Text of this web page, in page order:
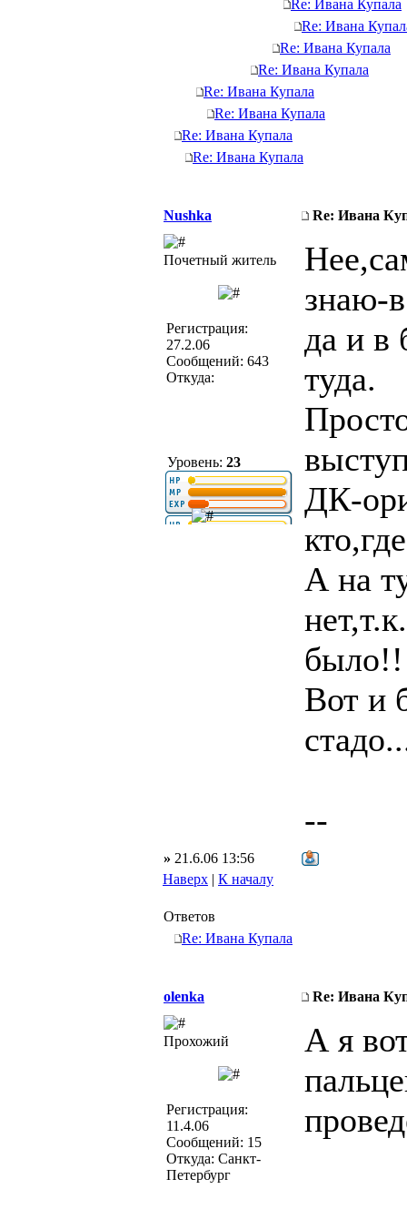
Re: Ивана Купала
Re: Ивана
Re: Ивана Купала
Re: Ивана Купала
Re: Ивана Купала
Re: Ивана Купала
Re: Ивана Купала
Re: Ивана Купала
Nushka Re: Ивана
Почетный житель
Регистрация:
27.2.06
Сообщений: 643
Откуда:
Уровень: 23
знаю-
да и в
туда.
ДК-
А на
Вот и
--
» 21.6.06 13:56
Наверх | К началу
Ответов
Re: Ивана Купала
olenka Re: Ивана
Прохожий
Регистрация:
11.4.06
Сообщений: 15
Откуда: Cанкт-
Петербург
А я